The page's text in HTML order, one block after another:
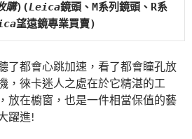
購)(Leica鏡頭、M系列鏡頭、R系
望遠鏡專業買賣)
了都會心跳加速，看了都會瞳孔放
，徠卡迷人之處在於它精湛的工
放在櫥窗，也是一件相當保值的藝
躍進!